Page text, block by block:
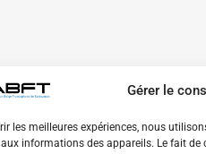
Gérer le
les meilleures expériences, nous
informations des appareils. Le fait